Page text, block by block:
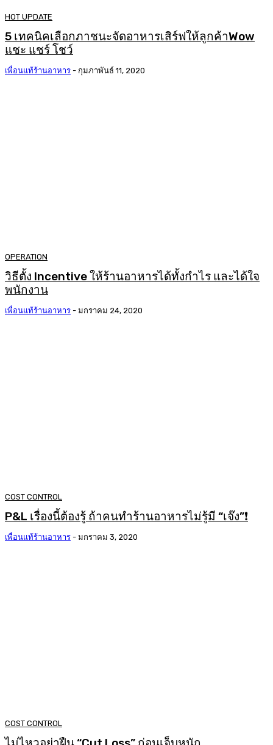
HOT UPDATE
5 เทคนิคเลือกภาชนะจัดอาหารเสิร์ฟให้ลูกค้าWow
แชะ แชร์ โชว์
เพื่อนแท้ร้านอาหาร - กุมภาพันธ์ 11, 2020
OPERATION
วิธีตั้ง Incentive ให้ร้านอาหารได้ทั้งกำไร และได้ใจ
พนักงาน
เพื่อนแท้ร้านอาหาร - มกราคม 24, 2020
COST CONTROL
P&L เรื่องนี้ต้องรู้ ถ้าคนทำร้านอาหารไม่รู้มี “เจ๊ง”❗
เพื่อนแท้ร้านอาหาร - มกราคม 3, 2020
COST CONTROL